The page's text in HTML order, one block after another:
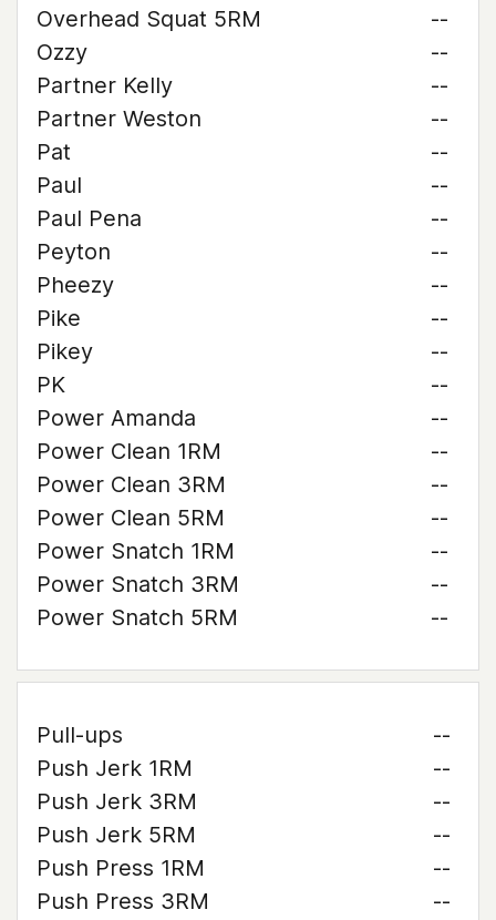
Overhead Squat 5RM
--
Ozzy
--
Partner Kelly
--
Partner Weston
--
Pat
--
Paul
--
Paul Pena
--
Peyton
--
Pheezy
--
Pike
--
Pikey
--
PK
--
Power Amanda
--
Power Clean 1RM
--
Power Clean 3RM
--
Power Clean 5RM
--
Power Snatch 1RM
--
Power Snatch 3RM
--
Power Snatch 5RM
--
Pull-ups
--
Push Jerk 1RM
--
Push Jerk 3RM
--
Push Jerk 5RM
--
Push Press 1RM
--
Push Press 3RM
--